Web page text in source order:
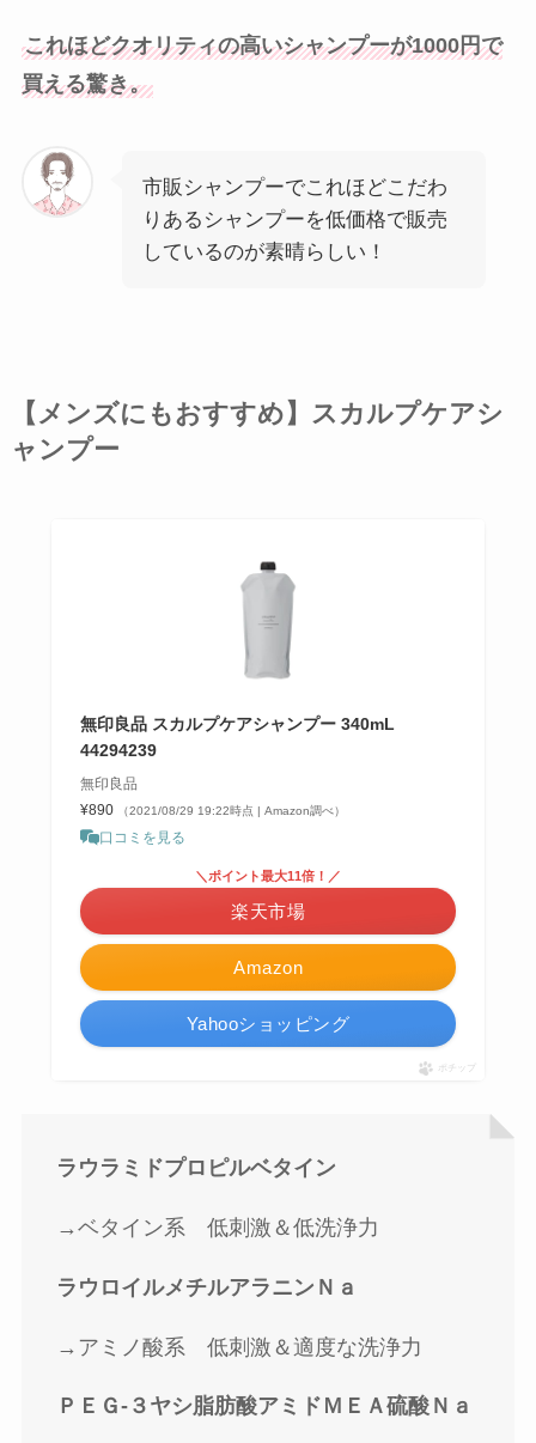
これほどクオリティの高いシャンプーが1000円で
買える驚き。
市販シャンプーでこれほどこだわ
りあるシャンプーを低価格で販売
しているのが素晴らしい！
【メンズにもおすすめ】スカルプケアシ
ャンプー
無印良品 スカルプケアシャンプー 340mL
44294239
無印良品
¥890
（2021/08/29 19:22時点 | Amazon調べ）
口コミを見る
Amazon
＼ポイント最大11倍！／
楽天市場
Yahooショッピング
ポチップ
ラウラミドプロピルベタイン
→ベタイン系 低刺激＆低洗浄力
ラウロイルメチルアラニンＮａ
→アミノ酸系 低刺激＆適度な洗浄力
ＰＥＧ-３ヤシ脂肪酸アミドＭＥＡ硫酸Ｎａ